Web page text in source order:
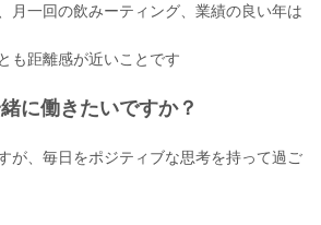
月一回の飲みーティング、業績の良い年は
も距離感が近いことです
に働きたいですか？
が、毎日をポジティブな思考を持って過ご